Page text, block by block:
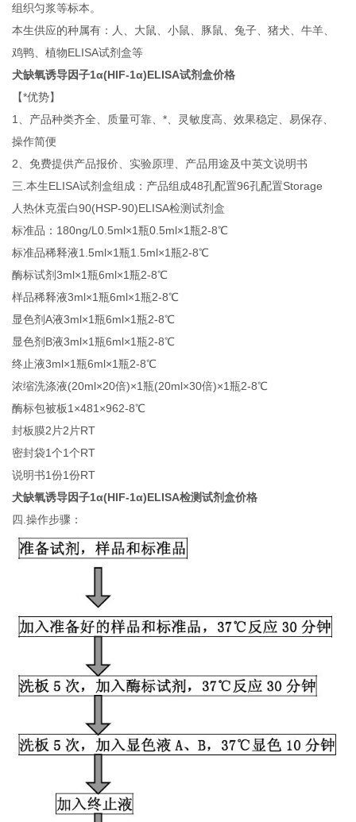
组织匀浆等标本。
本生供应的种属有：人、大鼠、小鼠、豚鼠、兔子、猪犬、牛羊、
鸡鸭、植物ELISA试剂盒等
犬缺氧诱导因子1α(HIF-1α)ELISA试剂盒价格
【*优势】
1、产品种类齐全、质量可靠、*、灵敏度高、效果稳定、易保存、
操作简便
2、免费提供产品报价、实验原理、产品用途及中英文说明书
三.本生ELISA试剂盒组成：产品组成48孔配置96孔配置Storage
人热休克蛋白90(HSP-90)ELISA检测试剂盒
标准品：180ng/L0.5ml×1瓶0.5ml×1瓶2-8℃
标准品稀释液1.5ml×1瓶1.5ml×1瓶2-8℃
酶标试剂3ml×1瓶6ml×1瓶2-8℃
样品稀释液3ml×1瓶6ml×1瓶2-8℃
显色剂A液3ml×1瓶6ml×1瓶2-8℃
显色剂B液3ml×1瓶6ml×1瓶2-8℃
终止液3ml×1瓶6ml×1瓶2-8℃
浓缩洗涤液(20ml×20倍)×1瓶(20ml×30倍)×1瓶2-8℃
酶标包被板1×481×962-8℃
封板膜2片2片RT
密封袋1个1个RT
说明书1份1份RT
犬缺氧诱导因子1α(HIF-1α)ELISA检测试剂盒价格
四.操作步骤：